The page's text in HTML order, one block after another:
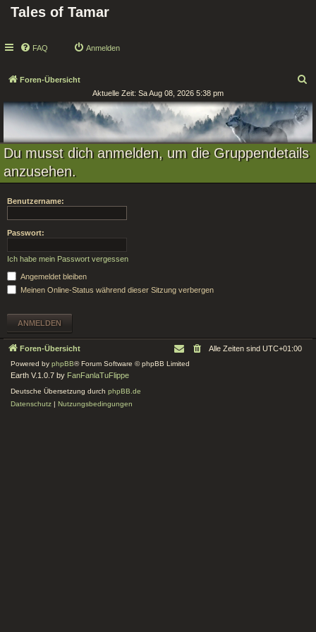
Tales of Tamar
FAQ Anmelden
Foren-Übersicht
c
e
Aktuelle Zeit: Sa Aug 08, 2026 5:38 pm
Du musst dich anmelden, um die Gruppendetails
anzusehen.
Benutzername:
Passwort:
Ich habe mein Passwort vergessen
Angemeldet bleiben
Meinen Online-Status während dieser Sitzung verbergen
Foren-Übersicht Alle Zeiten sind UTC+01:00
Powered by phpBB® Forum Software © phpBB Limited
Earth V.1.0.7 by FanFanlaTuFlippe
Deutsche Übersetzung durch phpBB.de
Datenschutz | Nutzungsbedingungen